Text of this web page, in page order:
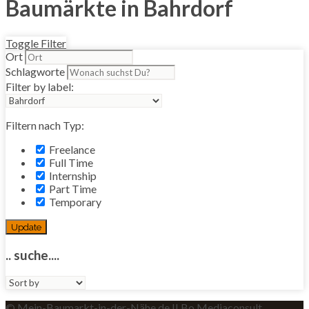
Baumärkte in Bahrdorf
Toggle Filter
Ort
Schlagworte
Filter by label:
Filtern nach Typ:
Freelance
Full Time
Internship
Part Time
Temporary
Update
.. suche....
Sort